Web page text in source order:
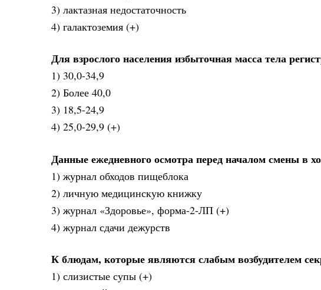
3) лактазная недостаточность
4) галактоземия (+)
Для взрослого населения избыточная масса тела
1) 30,0-34,9
2) Более 40,0
3) 18,5-24,9
4) 25,0-29,9 (+)
Данные ежедневного осмотра перед началом смены в
1) журнал обходов пищеблока
2) личную медицинскую книжку
3) журнал «Здоровье», форма-2-ЛП (+)
4) журнал сдачи дежурств
К блюдам, которые являются слабым возбудителем
1) слизистые супы (+)